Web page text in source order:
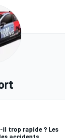
il trop rapide ? Les
accidents